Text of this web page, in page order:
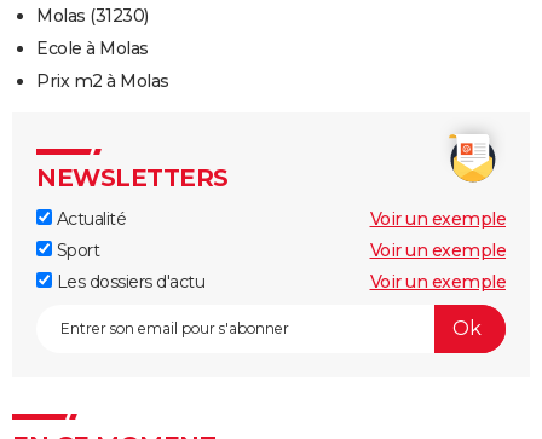
Molas (31230)
Ecole à Molas
Prix m2 à Molas
NEWSLETTERS
Actualité
Voir un exemple
Sport
Voir un exemple
Les dossiers d'actu
Voir un exemple